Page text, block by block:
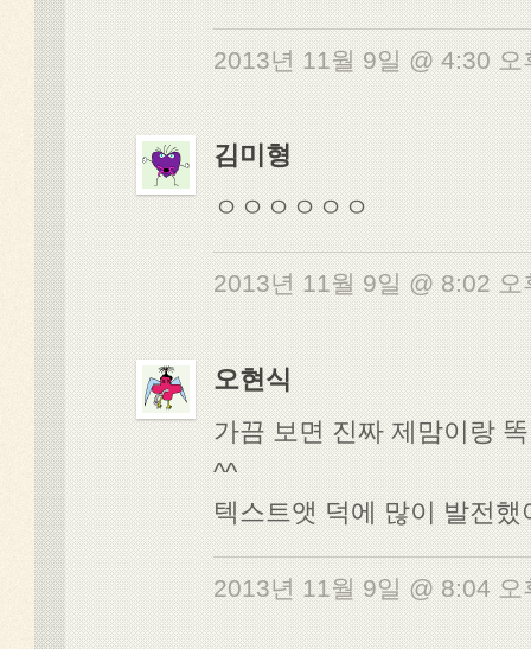
2013년 11월 9일 @ 4:30
김미형
ㅇㅇㅇㅇㅇㅇ
2013년 11월 9일 @ 8:02
오현식
가끔 보면 진짜 제맘이랑
^^
텍스트앳 덕에 많이 발전했
2013년 11월 9일 @ 8:04